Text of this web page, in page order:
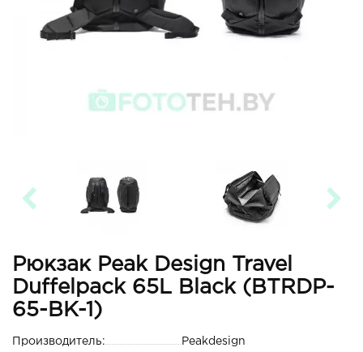
Рюкзак Peak Design Travel
Duffelpack 65L Black (BTRDP-
65-BK-1)
Производитель:
Peakdesign